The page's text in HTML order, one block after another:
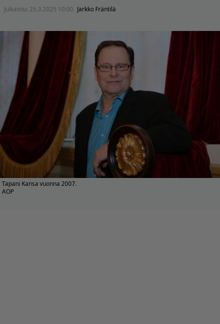
Julkaistu: 25.3.2025 10:00 Jarkko Fräntilä
Tapani Kansa vuonna 2007.
AOP